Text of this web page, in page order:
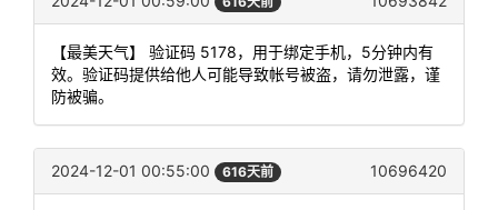
【最美天气】 验证码 5178，用于绑定手机，5分钟内有
效。验证码提供给他人可能导致帐号被盗，请勿泄露，谨
防被骗。
2024-12-01 00:55:00 616天前 10696420